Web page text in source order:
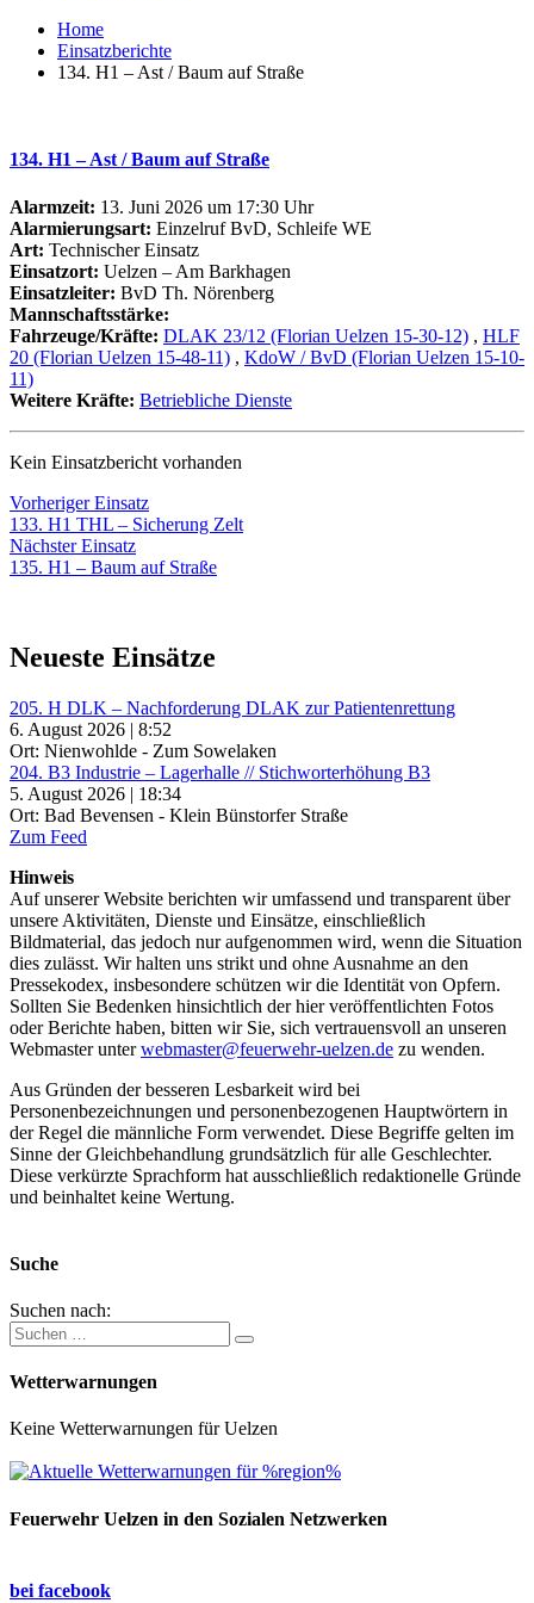
Home
Einsatzberichte
134. H1 – Ast / Baum auf Straße
134. H1 – Ast / Baum auf Straße
Alarmzeit: 13. Juni 2026 um 17:30 Uhr
Alarmierungsart: Einzelruf BvD, Schleife WE
Art: Technischer Einsatz
Einsatzort: Uelzen – Am Barkhagen
Einsatzleiter: BvD Th. Nörenberg
Mannschaftsstärke:
Fahrzeuge/Kräfte: DLAK 23/12 (Florian Uelzen 15-30-12) , HLF
20 (Florian Uelzen 15-48-11) , KdoW / BvD (Florian Uelzen 15-10-
11)
Weitere Kräfte: Betriebliche Dienste
Kein Einsatzbericht vorhanden
Beitragsnavigation
Vorheriger EinsatzVorheriger
Einsatz:
133. H1 THL – Sicherung Zelt
Nächster EinsatzNächster
Einsatz:
135. H1 – Baum auf Straße
Neueste Einsätze
205. H DLK – Nachforderung DLAK zur Patientenrettung
6. August 2026 | 8:52
Ort: Nienwohlde - Zum Sowelaken
204. B3 Industrie – Lagerhalle // Stichworterhöhung B3
5. August 2026 | 18:34
Ort: Bad Bevensen - Klein Bünstorfer Straße
Zum Feed
Hinweis
Auf unserer Website berichten wir umfassend und transparent über
unsere Aktivitäten, Dienste und Einsätze, einschließlich
Bildmaterial, das jedoch nur aufgenommen wird, wenn die Situation
dies zulässt. Wir halten uns strikt und ohne Ausnahme an den
Pressekodex, insbesondere schützen wir die Identität von Opfern.
Sollten Sie Bedenken hinsichtlich der hier veröffentlichten Fotos
oder Berichte haben, bitten wir Sie, sich vertrauensvoll an unseren
Webmaster unterwebmaster@feuerwehr-uelzen.de zu wenden.
Aus Gründen der besseren Lesbarkeit wird bei
Personenbezeichnungen und personenbezogenen Hauptwörtern in
der Regel die männliche Form verwendet. Diese Begriffe gelten im
Sinne der Gleichbehandlung grundsätzlich für alle Geschlechter.
Diese verkürzte Sprachform hat ausschließlich redaktionelle Gründe
und beinhaltet keine Wertung.
Suche
Suchen nach:
Wetterwarnungen
Keine Wetterwarnungen für Uelzen
Feuerwehr Uelzen in den Sozialen Netzwerken
bei facebook